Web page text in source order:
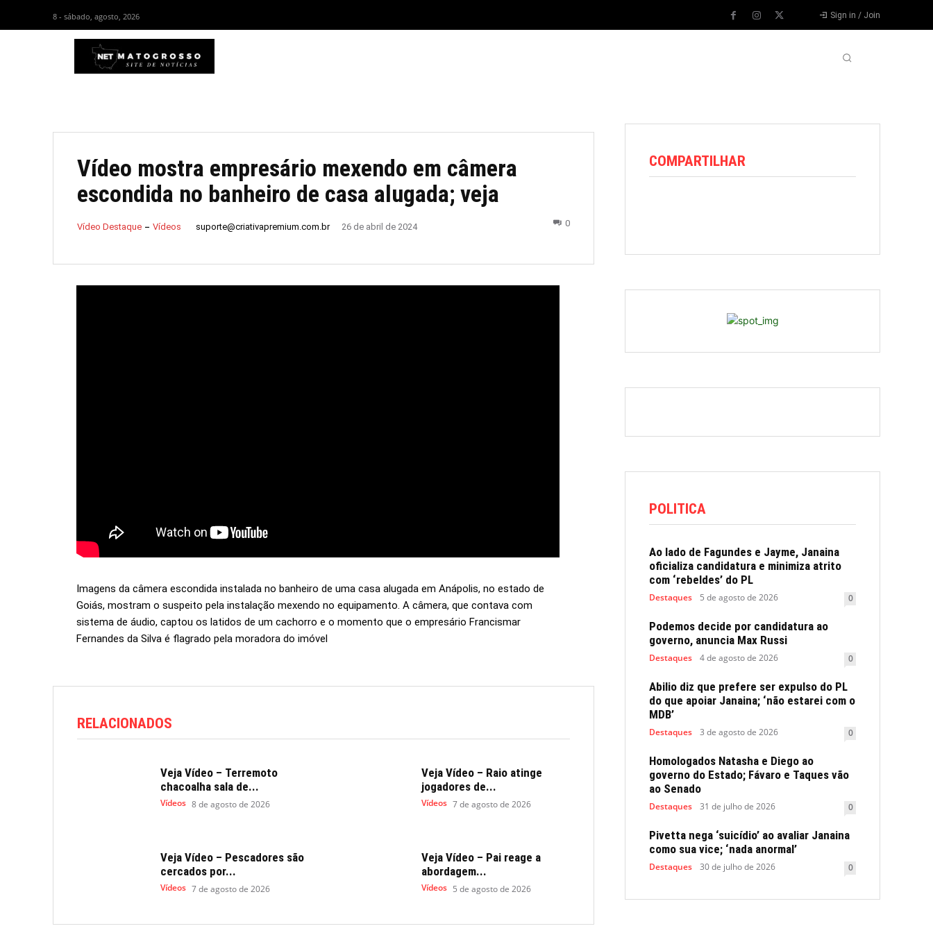
8 - sábado, agosto, 2026 Sign in / Join
Vídeo mostra empresário mexendo em câmera
escondida no banheiro de casa alugada; veja
Vídeo Destaque Vídeos suporte@criativapremium.com.br 26 de abril de 2024 0
Imagens da câmera escondida instalada no banheiro de uma casa alugada em Anápolis, no estado de
Goiás, mostram o suspeito pela instalação mexendo no equipamento. A câmera, que contava com
sistema de áudio, captou os latidos de um cachorro e o momento que o empresário Francismar
Fernandes da Silva é flagrado pela moradora do imóvel
RELACIONADOS
Veja Vídeo – Terremoto
chacoalha sala de...
Vídeos 8 de agosto de 2026
Veja Vídeo – Raio atinge
jogadores de...
Vídeos 7 de agosto de 2026
Veja Vídeo – Pescadores são
cercados por...
Vídeos 7 de agosto de 2026
Veja Vídeo – Pai reage a
abordagem...
Vídeos 5 de agosto de 2026
COMPARTILHAR
POLITICA
Ao lado de Fagundes e Jayme, Janaina
oficializa candidatura e minimiza atrito
com ‘rebeldes’ do PL
Destaques 5 de agosto de 2026 0
Podemos decide por candidatura ao
governo, anuncia Max Russi
Destaques 4 de agosto de 2026 0
Abilio diz que prefere ser expulso do PL
do que apoiar Janaina; ‘não estarei com o
MDB’
Destaques 3 de agosto de 2026 0
Homologados Natasha e Diego ao
governo do Estado; Fávaro e Taques vão
ao Senado
Destaques 31 de julho de 2026 0
Pivetta nega ‘suicídio’ ao avaliar Janaina
como sua vice; ‘nada anormal’
Destaques 30 de julho de 2026 0